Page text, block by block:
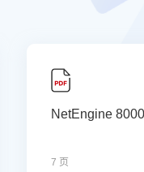
NetEngine
7 页